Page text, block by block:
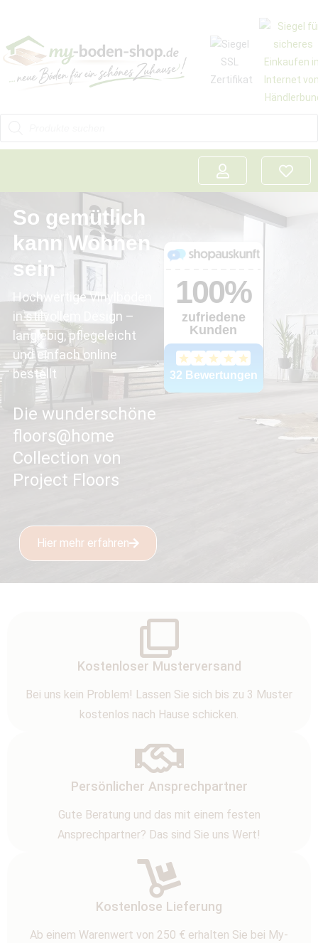
So gemütlich
kann Wohnen
sein
Hochwertige Vinylböden
in stilvollem Design –
langlebig, pflegeleicht
und einfach online
bestellt
Die wunderschöne
floors@home
Collection von
Project Floors
Hier mehr erfahren
Kostenloser Musterversand
Bei uns kein Problem! Lassen Sie sich bis zu 3 Muster
kostenlos nach Hause schicken.
Persönlicher Ansprechpartner
Gute Beratung und das mit einem festen
Ansprechpartner? Das sind Sie uns Wert!
Kostenlose Lieferung
Ab einem Warenwert von 250 € erhalten Sie bei My-